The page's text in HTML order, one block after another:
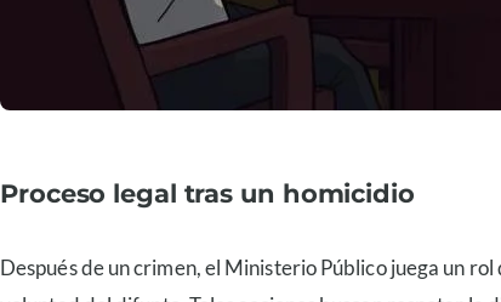
Proceso legal tras un homicidio
Después de un crimen, el Ministerio Público juega un